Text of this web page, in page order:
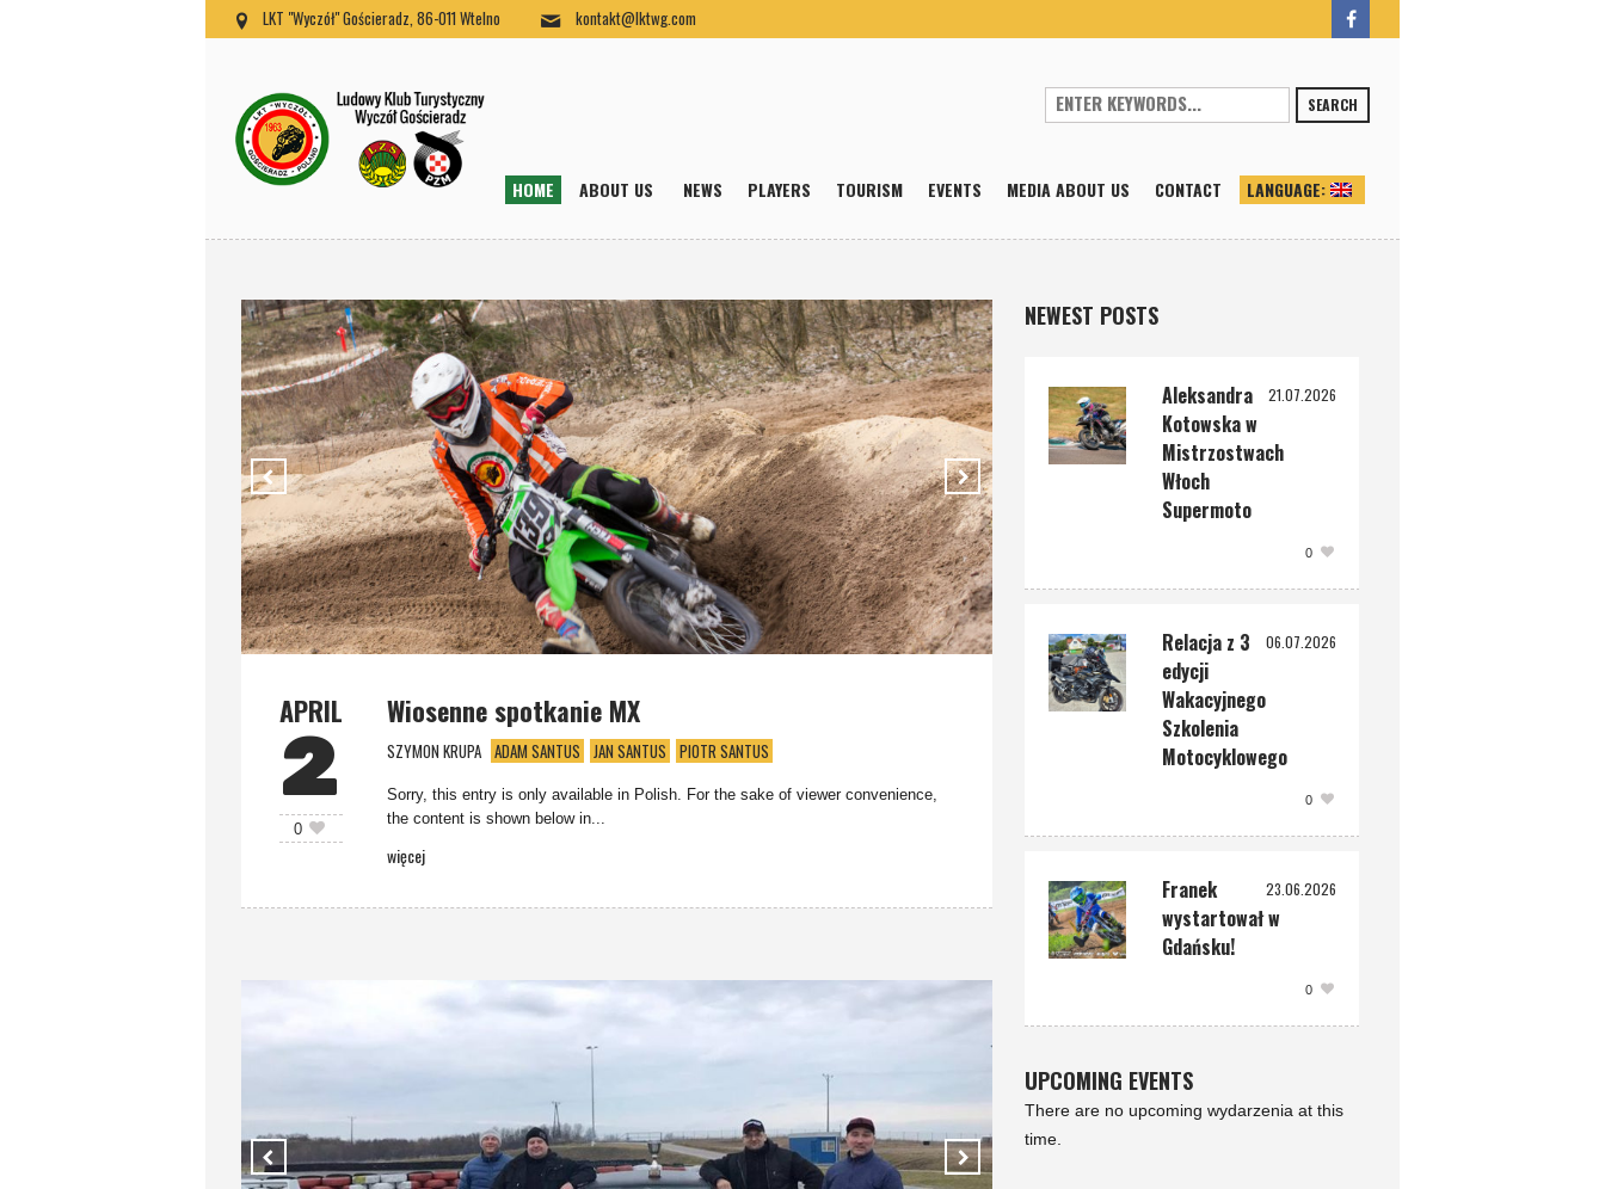
LKT "Wyczół" Gościeradz, 86-011 Wtelno kontakt@lktwg.com
SEARCH
HOME ABOUT US NEWS PLAYERS TOURISM EVENTS MEDIA ABOUT US CONTACT LANGUAGE:
APRIL
2
0
Wiosenne spotkanie MX
SZYMON KRUPA ADAM SANTUS JAN SANTUS PIOTR SANTUS
Sorry, this entry is only available in Polish. For the sake of viewer convenience,
the content is shown below in...
więcej
NEWEST POSTS
21.07.2026
Aleksandra
Kotowska w
Mistrzostwach
Włoch
Supermoto
0
06.07.2026
Relacja z 3
edycji
Wakacyjnego
Szkolenia
Motocyklowego
0
23.06.2026
Franek
wystartował w
Gdańsku!
0
UPCOMING EVENTS
There are no upcoming wydarzenia at this
time.